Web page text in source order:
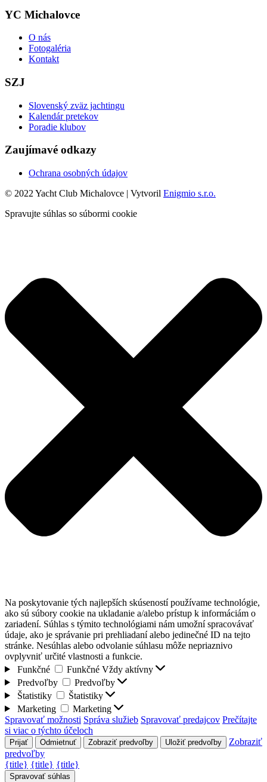
YC Michalovce
O nás
Fotogaléria
Kontakt
SZJ
Slovenský zväz jachtingu
Kalendár pretekov
Poradie klubov
Zaujímavé odkazy
Ochrana osobných údajov
© 2022 Yacht Club Michalovce | Vytvoril Enigmio s.r.o.
Spravujte súhlas so súbormi cookie
Na poskytovanie tých najlepších skúseností používame technológie,
ako sú súbory cookie na ukladanie a/alebo prístup k informáciám o
zariadení. Súhlas s týmito technológiami nám umožní spracovávať
údaje, ako je správanie pri prehliadaní alebo jedinečné ID na tejto
stránke. Nesúhlas alebo odvolanie súhlasu môže nepriaznivo
ovplyvniť určité vlastnosti a funkcie.
Funkčné
Funkčné Vždy aktívny
Predvoľby
Predvoľby
Štatistiky
Štatistiky
Marketing
Marketing
Spravovať možnosti Správa služieb Spravovať predajcov Prečítajte
si viac o týchto účeloch
Prijať Odmietnuť Zobraziť predvoľby Uložiť predvoľby
Zobraziť
predvoľby
{title} {title} {title}
Spravovať súhlas